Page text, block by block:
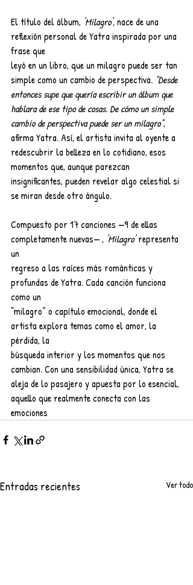
El título del álbum, 'Milagro', nace de una
reflexión personal de Yatra inspirada por una
frase que
leyó en un libro, que un milagro puede ser tan
simple como un cambio de perspectiva. “Desde
entonces supe que quería escribir un álbum que
hablara de ese tipo de cosas. De cómo un simple
cambio de perspectiva puede ser un milagro”,
afirma Yatra. Así, el artista invita al oyente a
redescubrir la belleza en lo cotidiano, esos
momentos que, aunque parezcan
insignificantes, pueden revelar algo celestial si
se miran desde otro ángulo.
Compuesto por 17 canciones —9 de ellas
completamente nuevas— , 'Milagro' representa
un
regreso a las raíces más románticas y
profundas de Yatra. Cada canción funciona
como un
“milagro” o capítulo emocional, donde el
artista explora temas como el amor, la
pérdida, la
búsqueda interior y los momentos que nos
cambian. Con una sensibilidad única, Yatra se
aleja de lo pasajero y apuesta por lo esencial,
aquello que realmente conecta con las
emociones
Entradas recientes Ver todo